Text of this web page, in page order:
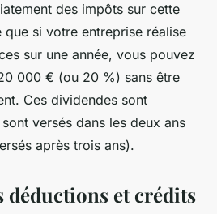
des impôts sur cette
que si votre entreprise réalise
sur une année, vous pouvez
000 € (ou 20 %) sans être
Ces dividendes sont
versés dans les deux ans
après trois ans).
déductions et crédits